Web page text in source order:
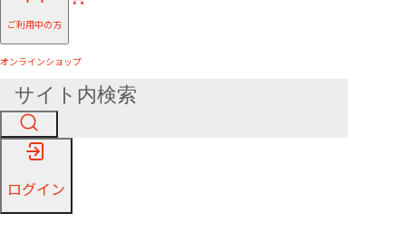
ご利用中の方
オンラインショップ
ログイン